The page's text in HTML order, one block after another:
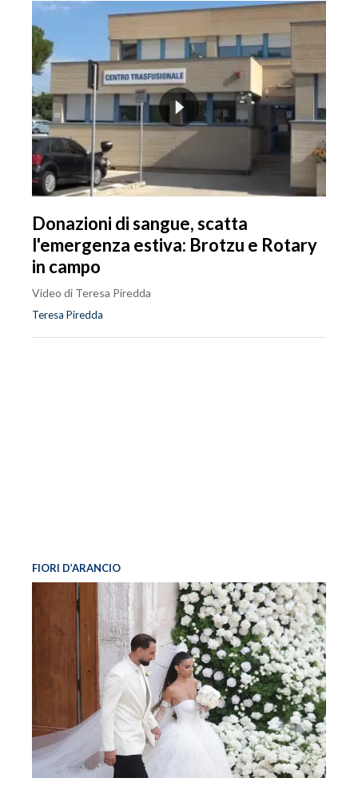
Donazioni di sangue, scatta
l'emergenza estiva: Brotzu e Rotary
in campo
Video di Teresa Piredda
Teresa Piredda
FIORI D’ARANCIO